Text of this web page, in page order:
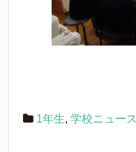
1年生, 学校ニュース